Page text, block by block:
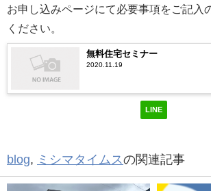
お申し込みページにて必要事項をご記入
ください。
無料住宅セミナー
2020.11.19
LINE
blog ミシマタイムス の関連記事